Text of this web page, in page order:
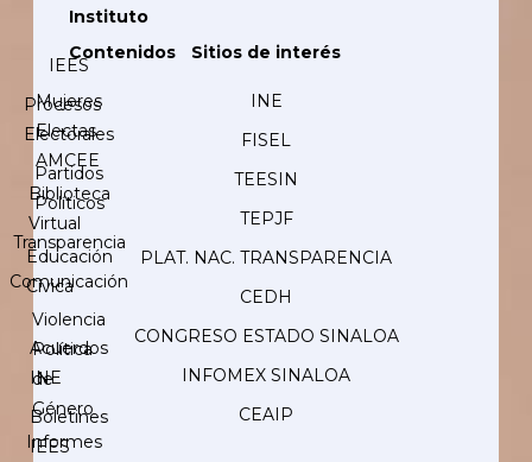
Instituto
IEES
Procesos
Electorales
Partidos
Políticos
Transparencia
Comunicación
Acuerdos
INE
Boletines
IEES
Contenidos
Mujeres
Electas
AMCEE
Biblioteca
Virtual
Educación
Cívica
Violencia
Política
de
Género
Informes
Sitios de interés
INE
FISEL
TEESIN
TEPJF
PLAT. NAC. TRANSPARENCIA
CEDH
CONGRESO ESTADO SINALOA
INFOMEX SINALOA
CEAIP